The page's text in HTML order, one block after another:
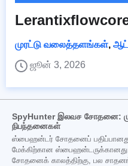
முரட்டு வலைத்தளங்கள்,
ஜூன் 3, 2026
SpyHunter இலவச சோதனை:
நிபந்தனைகள்
ஸ்பைஹன்டர் சோதனைப்
மேக்கிற்கான ஸ்பைஹன்டருக்கானது.
சோதனைக் காலத்திற்கு, பல